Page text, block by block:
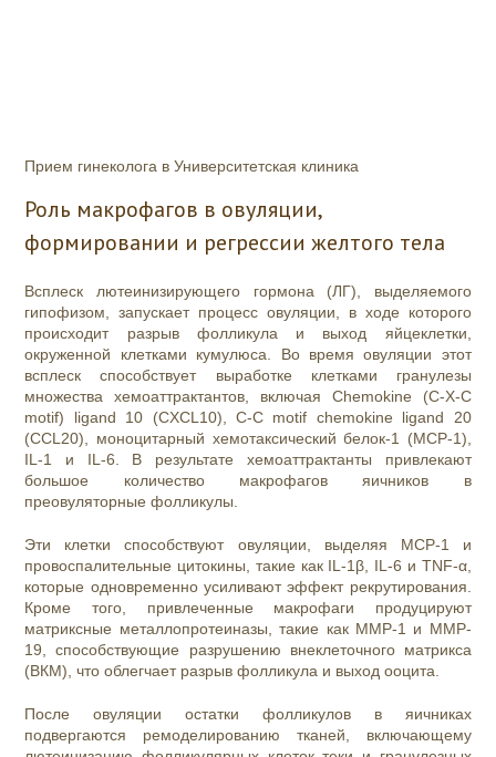
Прием гинеколога в Университетская клиника
Роль макрофагов в овуляции,
формировании и регрессии желтого тела
Всплеск лютеинизирующего гормона (ЛГ), выделяемого
гипофизом, запускает процесс овуляции, в ходе которого
происходит разрыв фолликула и выход яйцеклетки,
окруженной клетками кумулюса. Во время овуляции этот
всплеск способствует выработке клетками гранулезы
множества хемоаттрактантов, включая Chemokine (C-X-C
motif) ligand 10 (CXCL10), C-C motif chemokine ligand 20
(CCL20), моноцитарный хемотаксический белок-1 (MCP-1),
IL-1 и IL-6. В результате хемоаттрактанты привлекают
большое количество макрофагов яичников в
преовуляторные фолликулы.
Эти клетки способствуют овуляции, выделяя MCP-1 и
провоспалительные цитокины, такие как IL-1β, IL-6 и TNF-α,
которые одновременно усиливают эффект рекрутирования.
Кроме того, привлеченные макрофаги продуцируют
матриксные металлопротеиназы, такие как MMP-1 и MMP-
19, способствующие разрушению внеклеточного матрикса
(ВКМ), что облегчает разрыв фолликула и выход ооцита.
После овуляции остатки фолликулов в яичниках
подвергаются ремоделированию тканей, включающему